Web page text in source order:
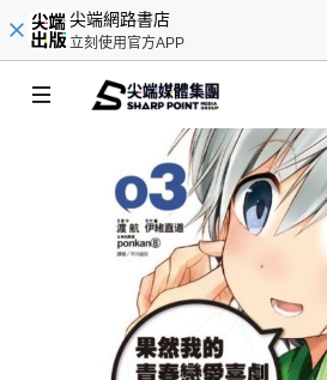
尖端網路書店
立刻使用官方APP